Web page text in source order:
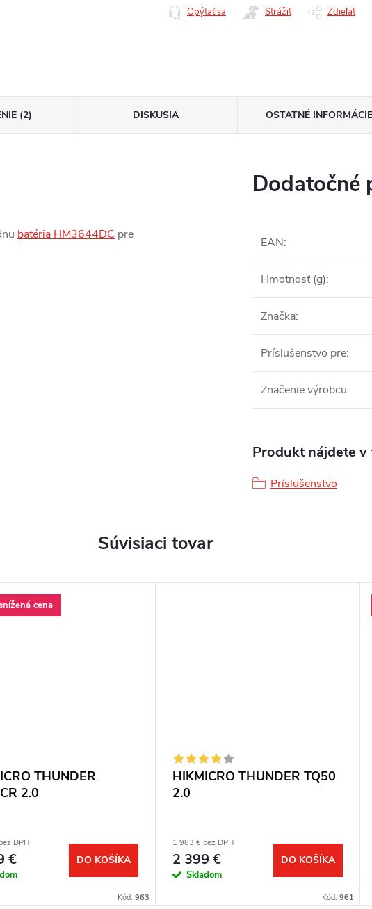
Opýtať sa Strážiť Zdieľať
(2) DISKUSIA OSTATNÉ INFORMÁCIE
batéria HM3644DC pre
Dodatočné
EAN:
Hmotnosť (g):
Značka:
Príslušenstvo pre:
Značenie výrobcu:
Produkt nájdete
Príslušenstvo
Súvisiaci tovar
cena
THUNDER
2.0
DPH
€ DO KOŠÍKA
Kód: 963
HIKMICRO THUNDER TQ50
2.0
1 983 € bez DPH
2 399 €
Skladom
DO KOŠÍKA
Kód: 961